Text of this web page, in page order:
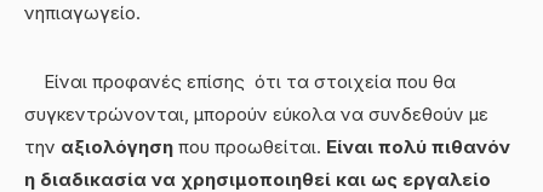
νηπιαγωγείο.
Είναι προφανές επίσης ότι τα στοιχεία που θα
συγκεντρώνονται, μπορούν εύκολα να συνδεθούν με
την αξιολόγηση που προωθείται. Είναι πολύ πιθανόν
η διαδικασία να χρησιμοποιηθεί και ως εργαλείο